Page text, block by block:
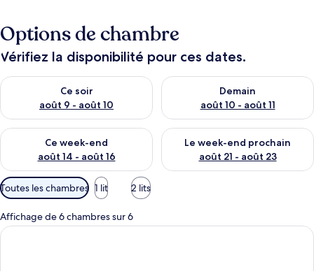
Options de chambre
Vérifiez la disponibilité pour ces dates.
Ce soir
août 9 - août 10
Vérifier la disponibilité pour ce soir août 9 - août 10
Demain
août 10 - août 11
Vérifier la disponibilité pour
Ce week-end
août 14 - août 16
Vérifier la disponibilité pour ce week-end août 14 - août 16
Le week-end prochain
août 21 - août 23
Vérifier la disponibilité pour
Filtres
disponibles
pour
les
Toutes les chambres 1 lit 2 lits
Affichage de 6 chambres sur 6